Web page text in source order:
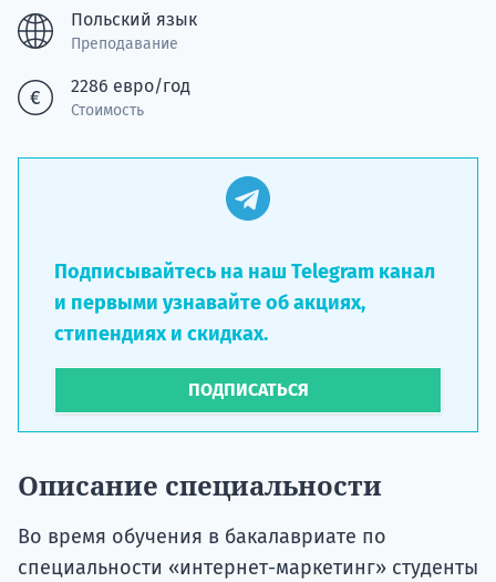
Польский язык
Преподавание
2286 евро/год
Стоимость
Подписывайтесь на наш Telegram канал
и первыми узнавайте об акциях,
стипендиях и скидках.
ПОДПИСАТЬСЯ
Описание специальности
Во время обучения в бакалавриате по
специальности «интернет-маркетинг» студенты